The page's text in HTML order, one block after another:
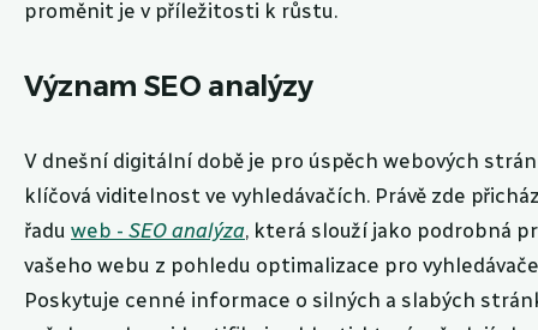
proměnit je v příležitosti k růstu.
Význam SEO analýzy
V dnešní digitální době je pro úspěch webových
klíčová viditelnost ve vyhledávačích. Právě zde
řadu web - SEO analýza, která slouží jako podrobná
vašeho webu z pohledu optimalizace pro
Poskytuje cenné informace o silných a slabých